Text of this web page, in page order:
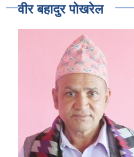
वीर बहादुर पोखरेल